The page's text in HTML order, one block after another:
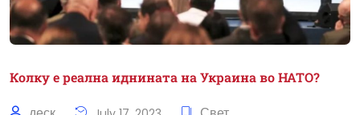
Колку е реална иднината на Украина во НАТО?